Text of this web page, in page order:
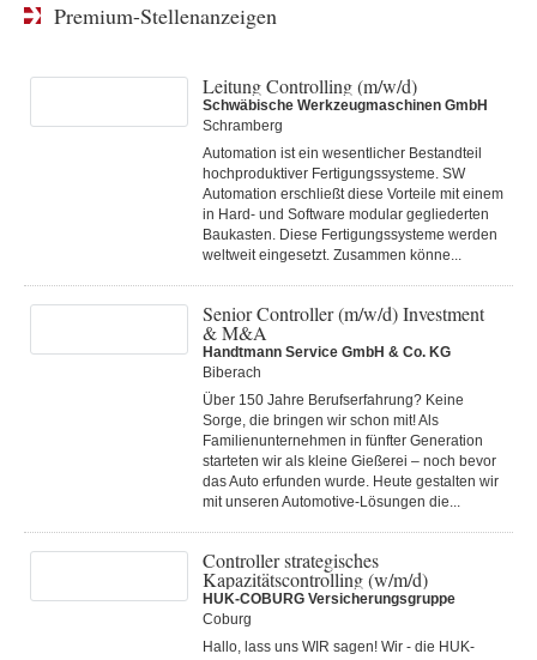
Premium-Stellenanzeigen
Leitung Controlling (m/w/d)
Schwäbische Werkzeugmaschinen GmbH
Schramberg
Automation ist ein wesentlicher Bestandteil
hochproduktiver Fertigungssysteme. SW
Automation erschließt diese Vorteile mit einem
in Hard- und Software modular gegliederten
Baukasten. Diese Fertigungs­systeme werden
weltweit eingesetzt. Zusammen könne...
Senior Controller (m/w/d) Investment
& M&A
Handtmann Service GmbH & Co. KG
Biberach
Über 150 Jahre Berufserfahrung? Keine
Sorge, die bringen wir schon mit! Als
Familienunternehmen in fünfter Generation
starteten wir als kleine Gießerei – noch bevor
das Auto erfunden wurde. Heute gestalten wir
mit unseren Automotive-Lösungen die...
Controller strategisches
Kapazitätscontrolling (w/m/d)
HUK-COBURG Versicherungsgruppe
Coburg
Hallo, lass uns WIR sagen! Wir - die HUK-